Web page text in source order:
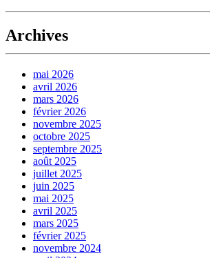
Archives
mai 2026
avril 2026
mars 2026
février 2026
novembre 2025
octobre 2025
septembre 2025
août 2025
juillet 2025
juin 2025
mai 2025
avril 2025
mars 2025
février 2025
novembre 2024